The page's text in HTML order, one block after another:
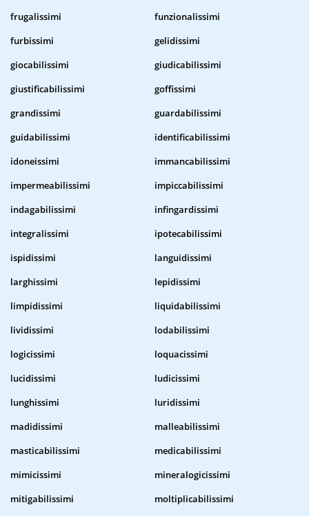
frugalissimi
funzionalissimi
furbissimi
gelidissimi
giocabilissimi
giudicabilissimi
giustificabilissimi
goffissimi
grandissimi
guardabilissimi
guidabilissimi
identificabilissimi
idoneissimi
immancabilissimi
impermeabilissimi
impiccabilissimi
indagabilissimi
infingardissimi
integralissimi
ipotecabilissimi
ispidissimi
languidissimi
larghissimi
lepidissimi
limpidissimi
liquidabilissimi
lividissimi
lodabilissimi
logicissimi
loquacissimi
lucidissimi
ludicissimi
lunghissimi
luridissimi
madidissimi
malleabilissimi
masticabilissimi
medicabilissimi
mimicissimi
mineralogicissimi
mitigabilissimi
moltiplicabilissimi